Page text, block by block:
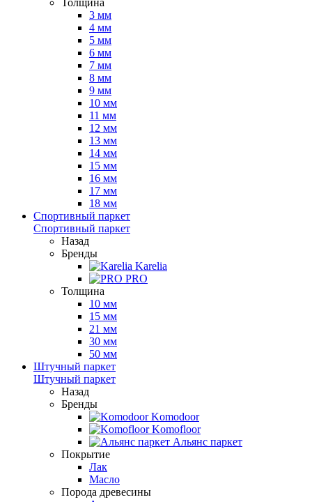
Толщина
3 мм
4 мм
5 мм
6 мм
7 мм
8 мм
9 мм
10 мм
11 мм
12 мм
13 мм
14 мм
15 мм
16 мм
17 мм
18 мм
Спортивный паркет
Спортивный паркет
Назад
Бренды
Karelia
PRO
Толщина
10 мм
15 мм
21 мм
30 мм
50 мм
Штучный паркет
Штучный паркет
Назад
Бренды
Komodoor
Komofloor
Альянс паркет
Покрытие
Лак
Масло
Порода древесины